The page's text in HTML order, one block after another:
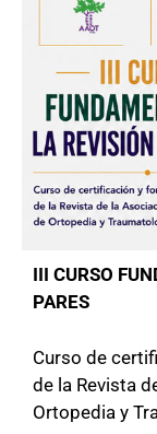
III CURSO
PARES
Curso de
de la Revista
Ortopedia y